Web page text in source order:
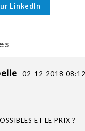
LinkedIn
02-12-2018 08:12
ET LE PRIX ?